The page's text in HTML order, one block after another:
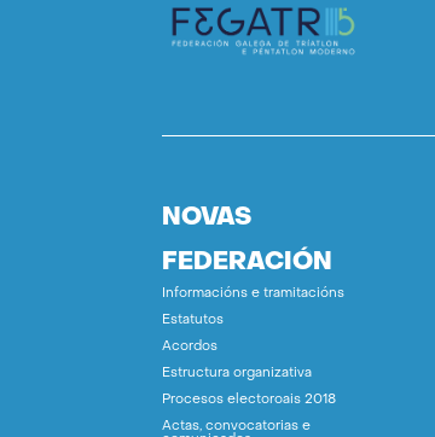
NOVAS
FEDERACIÓN
Informacións e tramitacións
Estatutos
Acordos
Estructura organizativa
Procesos electoroais 2018
Actas, convocatorias e